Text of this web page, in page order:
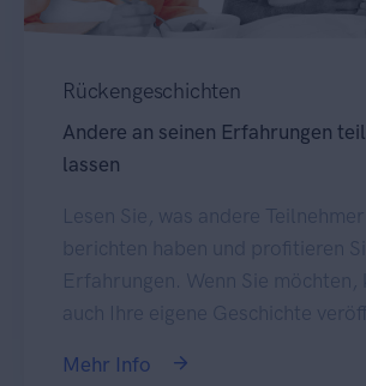
Rückengeschichten
Andere an seinen Erfahrungen
lassen
Lesen Sie, was andere Teilnehmer
berichten haben und profitieren
Erfahrungen. Wenn Sie möchten,
auch Ihre eigene Geschichte
Mehr Info